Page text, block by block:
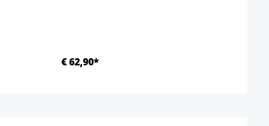
€ 62,90*